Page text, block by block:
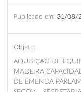
Publicado em: 31/08/
Objeto:
AQUISIÇÃO DE
MADEIRA
DE EMENDA